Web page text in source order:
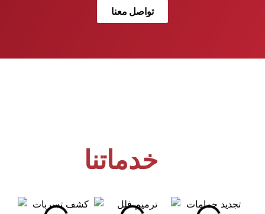
تواصل معنا
خدماتنا